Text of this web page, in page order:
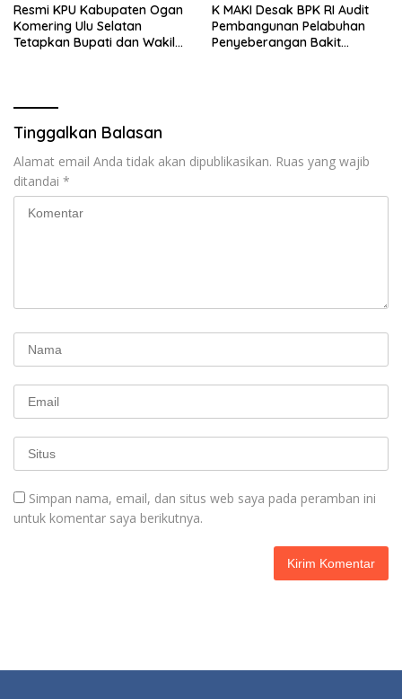
Resmi KPU Kabupaten Ogan
Komering Ulu Selatan
Tetapkan Bupati dan Wakil
K MAKI Desak BPK RI Audit
Pembangunan Pelabuhan
Penyeberangan Bakit
Tinggalkan Balasan
Alamat email Anda tidak akan dipublikasikan. Ruas yang wajib
ditandai *
Simpan nama, email, dan situs web saya pada peramban ini
untuk komentar saya berikutnya.